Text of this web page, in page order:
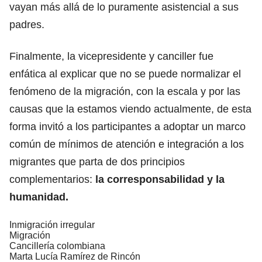
vayan más allá de lo puramente asistencial a sus
padres.
Finalmente, la vicepresidente y canciller fue
enfática al explicar que no se puede normalizar el
fenómeno de la migración, con la escala y por las
causas que la estamos viendo actualmente, de esta
forma invitó a los participantes a adoptar un marco
común de mínimos de atención e integración a los
migrantes que parta de dos principios
complementarios: la corresponsabilidad y la
humanidad.
Inmigración irregular
Migración
Cancillería colombiana
Marta Lucía Ramírez de Rincón